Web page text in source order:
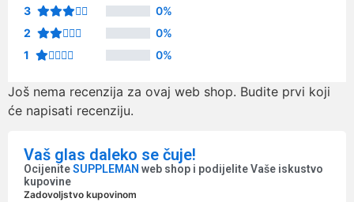
3
0%
2
0%
1
0%
Još nema recenzija za ovaj web shop. Budite prvi koji
će napisati recenziju.
Vaš glas daleko se čuje!
OcijeniteSUPPLEMAN web shop i podijelite Vaše iskustvo
kupovine
Zadovoljstvo kupovinom